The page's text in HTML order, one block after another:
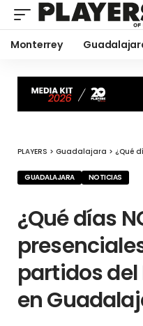
Monterrey
PLAYERS > Guadalajara > ¿Qué días
GUADALAJARA NOTICIAS
¿Qué días
partidos
en